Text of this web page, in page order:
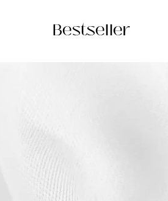
Bestseller